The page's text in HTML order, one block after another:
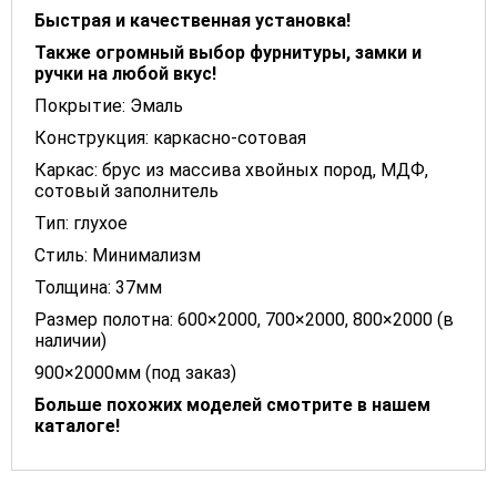
Быстрая и качественная установка!
Также огромный выбор фурнитуры, замки и
ручки на любой вкус!
Покрытие: Эмаль
Конструкция: каркасно-сотовая
Каркас: брус из массива хвойных пород, МДФ,
сотовый заполнитель
Тип: глухое
Стиль: Минимализм
Толщина: 37мм
Размер полотна: 600×2000, 700×2000, 800×2000 (в
наличии)
900×2000мм (под заказ)
Больше похожих моделей смотрите в нашем
каталоге!